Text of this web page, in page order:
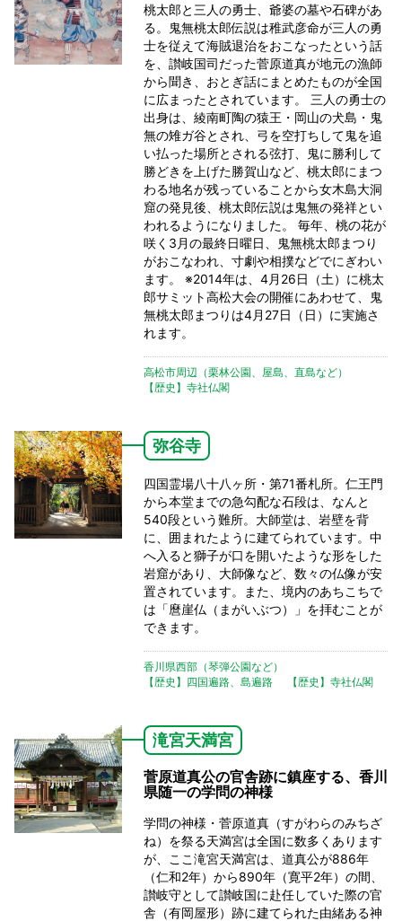
桃太郎と三人の勇士、爺婆の墓や石碑があ
る。鬼無桃太郎伝説は稚武彦命が三人の勇
士を従えて海賊退治をおこなったという話
を、讃岐国司だった菅原道真が地元の漁師
から聞き、おとぎ話にまとめたものが全国
に広まったとされています。 三人の勇士の
出身は、綾南町陶の猿王・岡山の犬島・鬼
無の雉ガ谷とされ、弓を空打ちして鬼を追
い払った場所とされる弦打、鬼に勝利して
勝どきを上げた勝賀山など、桃太郎にまつ
わる地名が残っていることから女木島大洞
窟の発見後、桃太郎伝説は鬼無の発祥とい
われるようになりました。 毎年、桃の花が
咲く3月の最終日曜日、鬼無桃太郎まつり
がおこなわれ、寸劇や相撲などでにぎわい
ます。 ※2014年は、4月26日（土）に桃太
郎サミット高松大会の開催にあわせて、鬼
無桃太郎まつりは4月27日（日）に実施さ
れます。
高松市周辺（栗林公園、屋島、直島など）
【歴史】寺社仏閣
弥谷寺
四国霊場八十八ヶ所・第71番札所。仁王門
から本堂までの急勾配な石段は、なんと
540段という難所。大師堂は、岩壁を背
に、囲まれたように建てられています。中
へ入ると獅子が口を開いたような形をした
岩窟があり、大師像など、数々の仏像が安
置されています。また、境内のあちこちで
は「麿崖仏（まがいぶつ）」を拝むことが
できます。
香川県西部（琴弾公園など）
【歴史】四国遍路、島遍路
【歴史】寺社仏閣
滝宮天満宮
菅原道真公の官舎跡に鎮座する、香川
県随一の学問の神様
学問の神様・菅原道真（すがわらのみちざ
ね）を祭る天満宮は全国に数多くあります
が、ここ滝宮天満宮は、道真公が886年
（仁和2年）から890年（寛平2年）の間、
讃岐守として讃岐国に赴任していた際の官
舎（有岡屋形）跡に建てられた由緒ある神